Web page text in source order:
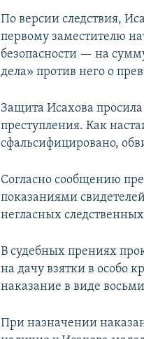
По версии следствия,
первому заместителю
безопасности — на
дела» против него о
Защита Исахова просила
преступления. Как
сфальсифицировано,
Согласно сообщению
показаниями
негласных
В судебных прениях
на дачу взятки в особо
наказание в виде
При назначении